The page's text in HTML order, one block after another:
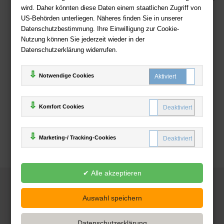
wird. Daher könnten diese Daten einem staatlichen Zugriff von
US-Behörden unterliegen. Näheres finden Sie in unserer
Datenschutzbestimmung. Ihre Einwilligung zur Cookie-
Nutzung können Sie jederzeit wieder in der
Datenschutzerklärung widerrufen.
Notwendige Cookies
Komfort Cookies
Marketing-/ Tracking-Cookies
Zahlweisen
Deutsche-Buchhandlung.de
www.deutsche-buchhandlung.de ist ein Angebot der
Powered by Inooga